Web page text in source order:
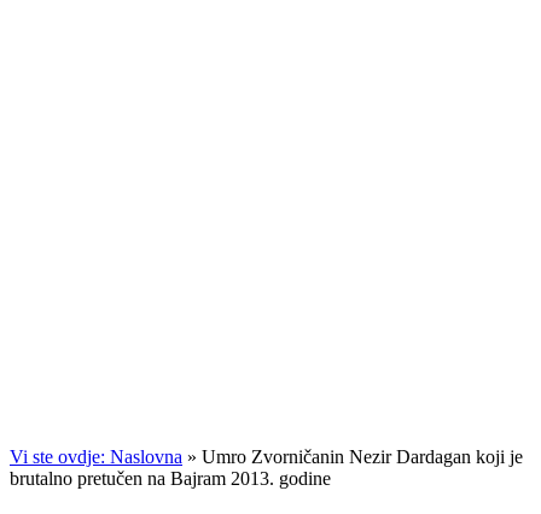
Vi ste ovdje: Naslovna » Umro Zvorničanin Nezir Dardagan koji je
brutalno pretučen na Bajram 2013. godine